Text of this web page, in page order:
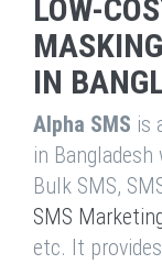
LOW-
IN
Alpha SMS is
in
Bulk SMS,
SMS
etc. It